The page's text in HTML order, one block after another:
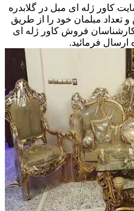
کاور ژله ای مبل در گلابدره
و تعداد مبلمان خود را از طریق
فروش کاور ژله ای
ارسال فرمائید.